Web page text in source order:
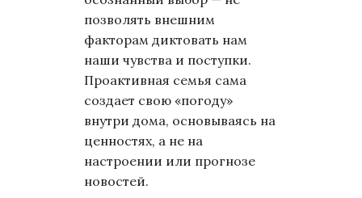
позволять внешним
факторам диктовать нам
наши чувства и поступки.
Проактивная семья сама
создает свою «погоду»
внутри дома, основываясь на
ценностях, а не на
настроении или прогнозе
новостей.